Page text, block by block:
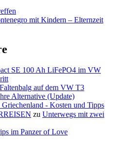
mit Kindern – Elternzeit
SE 100 Ah LiFePO4 im VW
auf dem VW T3
Alternative (Update)
- Kosten und Tipps
zu Unterwegs mit zwei
im Panzer of Love